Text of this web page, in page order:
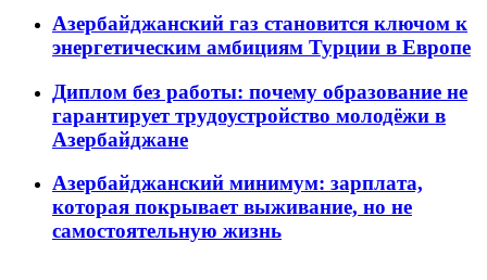
Азербайджанский газ становится ключом к
энергетическим амбициям Турции в Европе
Диплом без работы: почему образование не
гарантирует трудоустройство молодёжи в
Азербайджане
Азербайджанский минимум: зарплата,
которая покрывает выживание, но не
самостоятельную жизнь